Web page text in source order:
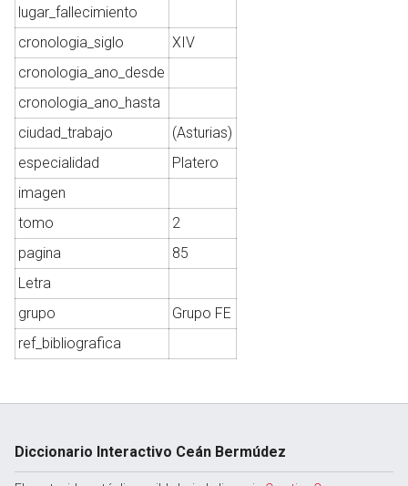
Abrir menú principal
lugar_fallecimiento
cronologia_siglo
XIV
cronologia_ano_desde
cronologia_ano_hasta
ciudad_trabajo
(Asturias)
especialidad
Platero
imagen
tomo
2
pagina
85
Letra
grupo
Grupo FE
ref_bibliografica
Diccionario Interactivo Ceán Bermúdez